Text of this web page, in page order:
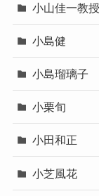
小山佳一教授
小島健
小島瑠璃子
小栗旬
小田和正
小芝風花